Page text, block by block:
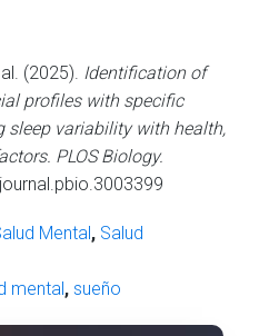
(2025). Identification of
profiles with specific
sleep variability with health,
PLOS Biology.
Mental, Salud
mental,sueño